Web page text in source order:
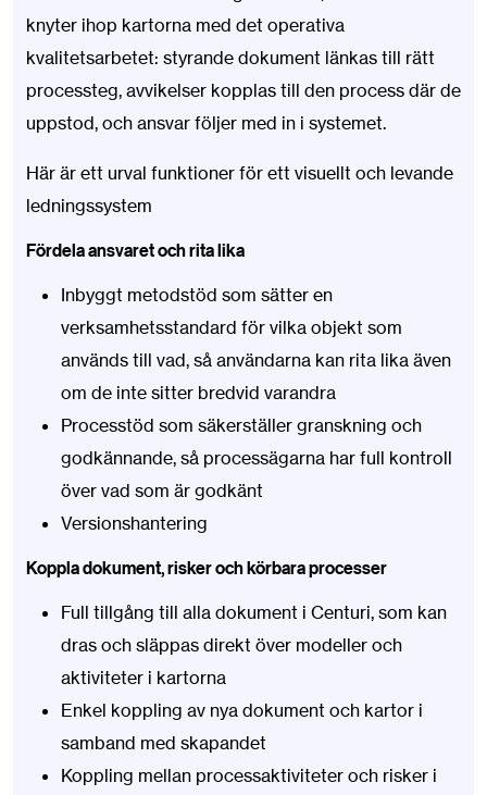
knyter ihop kartorna med det operativa
kvalitetsarbetet: styrande dokument länkas till rätt
processteg, avvikelser kopplas till den process där de
uppstod, och ansvar följer med in i systemet.
Här är ett urval funktioner för ett visuellt och levande
ledningssystem
Fördela ansvaret och rita lika
Inbyggt metodstöd som sätter en
verksamhetsstandard för vilka objekt som
används till vad, så användarna kan rita lika även
om de inte sitter bredvid varandra
Processtöd som säkerställer granskning och
godkännande, så processägarna har full kontroll
över vad som är godkänt
Versionshantering
Koppla dokument, risker och körbara processer
Full tillgång till alla dokument i Centuri, som kan
dras och släppas direkt över modeller och
aktiviteter i kartorna
Enkel koppling av nya dokument och kartor i
samband med skapandet
Koppling mellan processaktiviteter och risker i